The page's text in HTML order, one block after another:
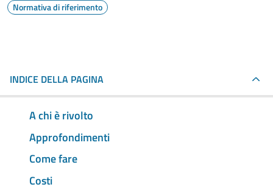
Normativa di riferimento
INDICE DELLA PAGINA
A chi è rivolto
Approfondimenti
Come fare
Costi